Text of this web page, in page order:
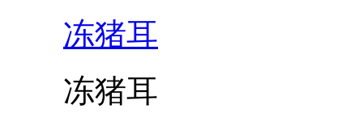
冻猪耳
冻猪耳